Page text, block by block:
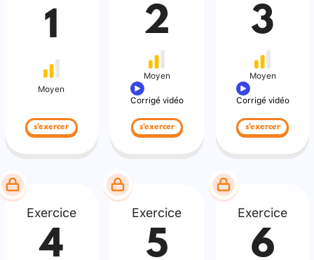
1
Moyen
s'exercer
2
Moyen
Corrigé vidéo
s'exercer
3
Moyen
Corrigé vidéo
s'exercer
Exercice
4
Exercice
5
Exercice
6